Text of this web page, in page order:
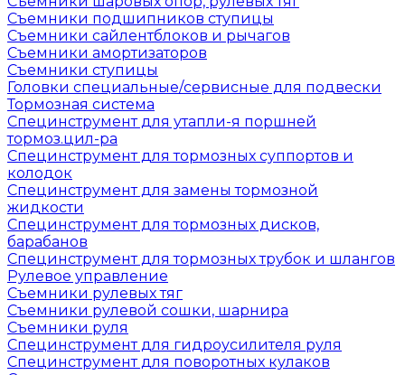
Съемники подшипников ступицы
Съемники сайлентблоков и рычагов
Съемники амортизаторов
Съемники ступицы
Головки специальные/сервисные для подвески
Тормозная система
Специнструмент для утапли-я поршней
тормоз.цил-ра
Специнструмент для тормозных суппортов и
колодок
Специнструмент для замены тормозной
жидкости
Специнструмент для тормозных дисков,
барабанов
Специнструмент для тормозных трубок и шлангов
Рулевое управление
Съемники рулевых тяг
Съемники рулевой сошки, шарнира
Съемники руля
Специнструмент для гидроусилителя руля
Специнструмент для поворотных кулаков